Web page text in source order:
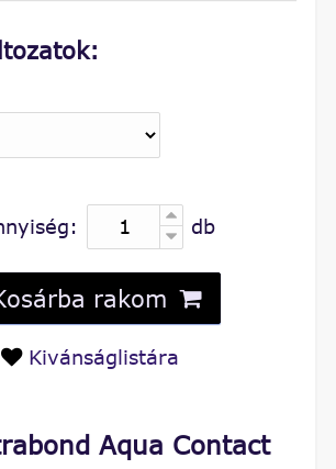
Aqua Contact
db
rakom
Kivánságlistára